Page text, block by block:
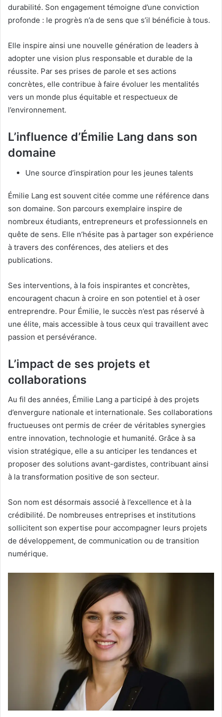
durabilité. Son engagement témoigne d’une conviction
profonde : le progrès n’a de sens que s’il bénéficie à tous.
Elle inspire ainsi une nouvelle génération de leaders à
adopter une vision plus responsable et durable de la
réussite. Par ses prises de parole et ses actions
concrètes, elle contribue à faire évoluer les mentalités
vers un monde plus équitable et respectueux de
l’environnement.
L’influence d’Émilie Lang dans son
domaine
Une source d’inspiration pour les jeunes talents
Émilie Lang est souvent citée comme une référence dans
son domaine. Son parcours exemplaire inspire de
nombreux étudiants, entrepreneurs et professionnels en
quête de sens. Elle n’hésite pas à partager son expérience
à travers des conférences, des ateliers et des
publications.
Ses interventions, à la fois inspirantes et concrètes,
encouragent chacun à croire en son potentiel et à oser
entreprendre. Pour Émilie, le succès n’est pas réservé à
une élite, mais accessible à tous ceux qui travaillent avec
passion et persévérance.
L’impact de ses projets et
collaborations
Au fil des années, Émilie Lang a participé à des projets
d’envergure nationale et internationale. Ses collaborations
fructueuses ont permis de créer de véritables synergies
entre innovation, technologie et humanité. Grâce à sa
vision stratégique, elle a su anticiper les tendances et
proposer des solutions avant-gardistes, contribuant ainsi
à la transformation positive de son secteur.
Son nom est désormais associé à l’excellence et à la
crédibilité. De nombreuses entreprises et institutions
sollicitent son expertise pour accompagner leurs projets
de développement, de communication ou de transition
numérique.